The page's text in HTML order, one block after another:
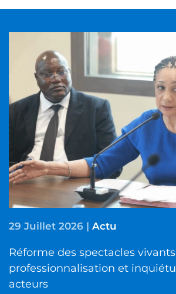
29 Juillet 2026 | Actu
Réforme des spectacles
professionnalisation et
acteurs